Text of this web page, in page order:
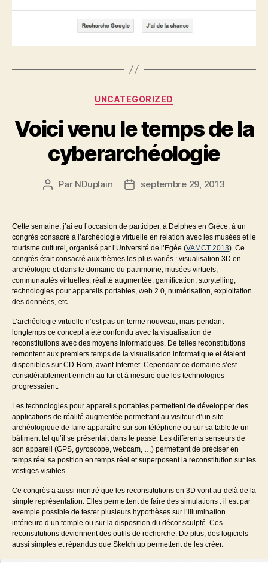
Catégories
UNCATEGORIZED
Voici venu le temps de la
cyberarchéologie
Auteur
Par NDuplain
Dateseptembre 29, 2013
Cette semaine, j’ai eu l’occasion de participer, à Delphes en Grèce, à un
congrès consacré à l’archéologie virtuelle en relation avec les musées et le
tourisme culturel, organisé par l’Université de l’Egée (VAMCT 2013). Ce
congrès était consacré aux thèmes les plus variés : visualisation 3D en
archéologie et dans le domaine du patrimoine, musées virtuels,
communautés virtuelles, réalité augmentée, gamification, storytelling,
technologies pour appareils portables, web 2.0, numérisation, exploitation
des données, etc.
L’archéologie virtuelle n’est pas un terme nouveau, mais pendant
longtemps ce concept a été confondu avec la visualisation de
reconstitutions avec des moyens informatiques. De telles reconstitutions
remontent aux premiers temps de la visualisation informatique et étaient
disponibles sur CD-Rom, avant Internet. Cependant ce domaine s’est
considérablement enrichi au fur et à mesure que les technologies
progressaient.
Les technologies pour appareils portables permettent de développer des
applications de réalité augmentée permettant au visiteur d’un site
archéologique de faire apparaître sur son téléphone ou sur sa tablette un
bâtiment tel qu’il se présentait dans le passé. Les différents senseurs de
son appareil (GPS, gyroscope, webcam, …) permettent de préciser en
temps réel sa position en temps réel et superposent la reconstitution sur les
vestiges visibles.
Ce congrès a aussi montré que les reconstitutions en 3D vont au-delà de la
simple représentation. Elles permettent de faire des simulations : il est par
exemple possible de tester plusieurs hypothèses sur l’illumination
intérieure d’un temple ou sur la disposition du décor sculpté. Ces
reconstitutions deviennent des outils de recherche. De plus, des logiciels
aussi simples et répandus que Sketch up permettent de les créer.